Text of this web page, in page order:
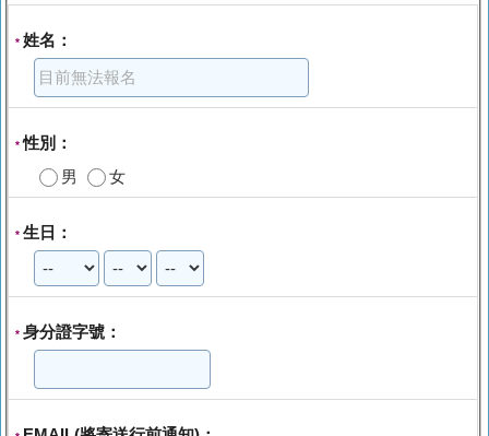
* 姓名：
*性別：
男
女
* 生日：
* 身分證字號：